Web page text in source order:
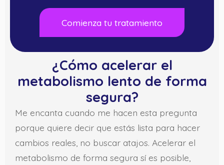
Comienza tu tratamiento
¿Cómo acelerar el
metabolismo lento de forma
segura?
Me encanta cuando me hacen esta pregunta
porque quiere decir que estás lista para hacer
cambios reales, no buscar atajos. Acelerar el
metabolismo de forma segura sí es posible,